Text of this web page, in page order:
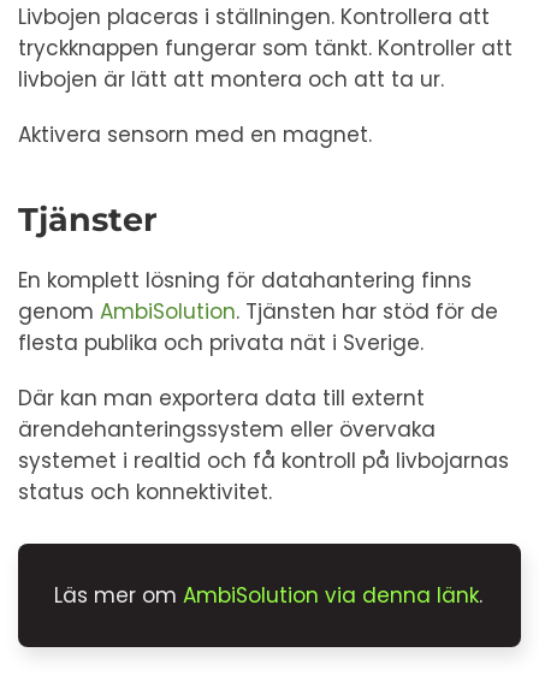
Livbojen placeras i ställningen. Kontrollera att
tryckknappen fungerar som tänkt. Kontroller att
livbojen är lätt att montera och att ta ur.
Aktivera sensorn med en magnet.
Tjänster
En komplett lösning för datahantering finns
genom AmbiSolution. Tjänsten har stöd för de
flesta publika och privata nät i Sverige.
Där kan man exportera data till externt
ärendehanteringssystem eller övervaka
systemet i realtid och få kontroll på livbojarnas
status och konnektivitet.
Läs mer om AmbiSolution via denna länk.